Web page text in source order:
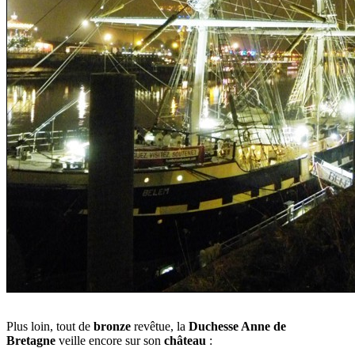
Plus loin, tout de bronze revêtue, la Duchesse Anne de
Bretagne veille encore sur son château :